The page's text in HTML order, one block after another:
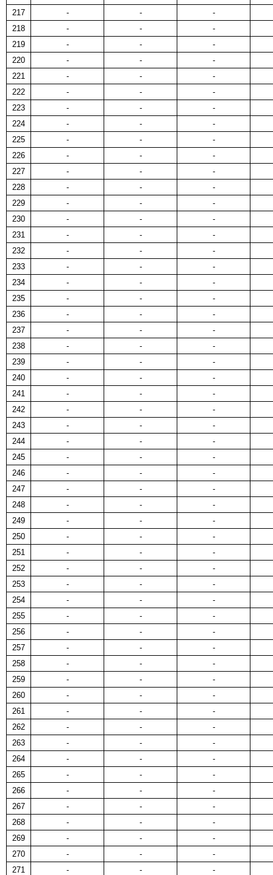
217
- -
-
218
- -
-
219
- -
-
220
- -
-
221
- -
-
222
- -
-
223
- -
-
224
- -
-
225
- -
-
226
- -
-
227
- -
-
228
- -
-
229
- -
-
230
- -
-
231
- -
-
232
- -
-
233
- -
-
234
- -
-
235
- -
-
236
- -
-
237
- -
-
238
- -
-
239
- -
-
240
- -
-
241
- -
-
242
- -
-
243
- -
-
244
- -
-
245
- -
-
246
- -
-
247
- -
-
248
- -
-
249
- -
-
250
- -
-
251
- -
-
252
- -
-
253
- -
-
254
- -
-
255
- -
-
256
- -
-
257
- -
-
258
- -
-
259
- -
-
260
- -
-
261
- -
-
262
- -
-
263
- -
-
264
- -
-
265
- -
-
266
- -
-
267
- -
-
268
- -
-
269
- -
-
270
- -
-
271
- -
-